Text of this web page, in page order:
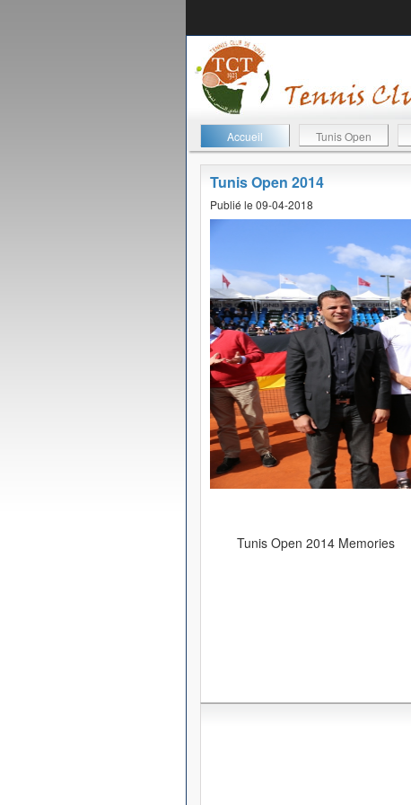
Accueil Tunis Open
Tunis Open 2014
Publié le 09-04-2018
Tunis Open 2014 Memories